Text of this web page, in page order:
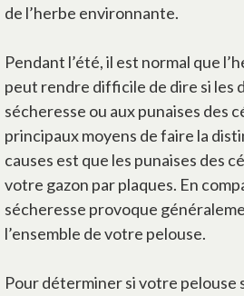
de l’herbe environnante.
Pendant l’été, il est normal que
peut rendre difficile de dire si les
sécheresse ou aux punaises des
principaux moyens de faire la
causes est que les punaises des
votre gazon par plaques. En
sécheresse provoque
l’ensemble de votre pelouse.
Pour déterminer si votre pelouse